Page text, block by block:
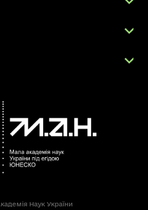
Наук України